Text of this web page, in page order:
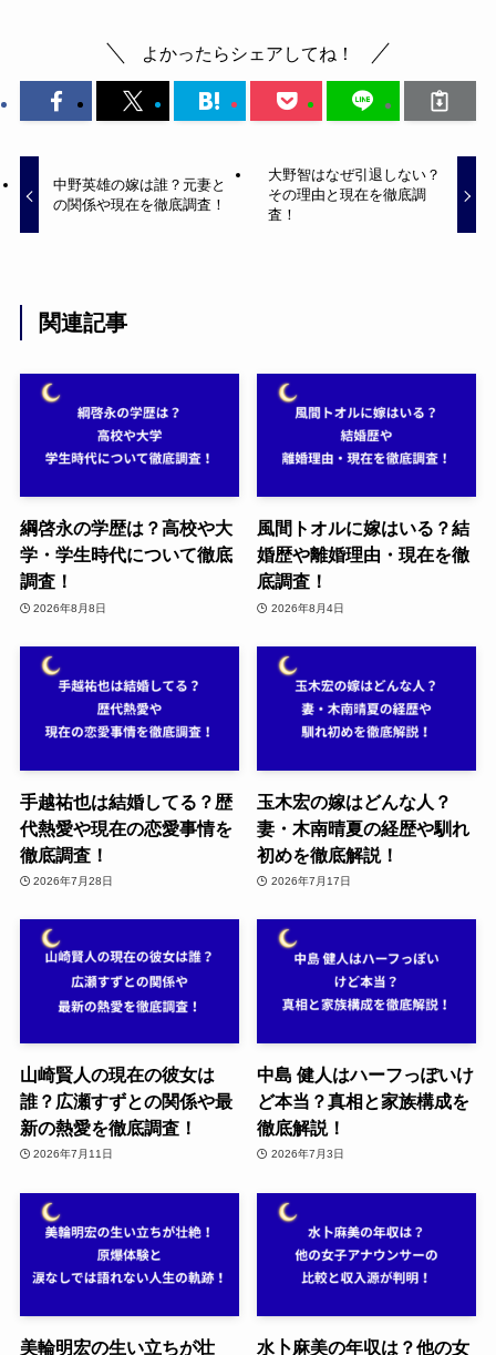
よかったらシェアしてね！
中野英雄の嫁は誰？元妻と
の関係や現在を徹底調査！
大野智はなぜ引退しない？
その理由と現在を徹底調
査！
関連記事
綱啓永の学歴は？高校や大
学・学生時代について徹底
調査！
2026年8月8日
風間トオルに嫁はいる？結
婚歴や離婚理由・現在を徹
底調査！
2026年8月4日
手越祐也は結婚してる？歴
代熱愛や現在の恋愛事情を
徹底調査！
2026年7月28日
玉木宏の嫁はどんな人？
妻・木南晴夏の経歴や馴れ
初めを徹底解説！
2026年7月17日
山崎賢人の現在の彼女は
誰？広瀬すずとの関係や最
新の熱愛を徹底調査！
2026年7月11日
中島 健人はハーフっぽいけ
ど本当？真相と家族構成を
徹底解説！
2026年7月3日
美輪明宏の生い立ちが壮
水卜麻美の年収は？他の女